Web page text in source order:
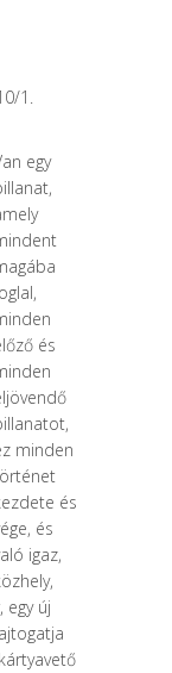
1.
egy
és
minden
és
és
igaz,
egy új